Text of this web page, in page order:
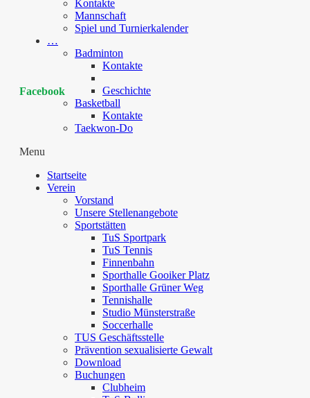
Kontakte
Mannschaft
Spiel und Turnierkalender
…
Badminton
Kontakte
Geschichte
Basketball
Kontakte
Taekwon-Do
Menu
Startseite
Verein
Vorstand
Unsere Stellenangebote
Sportstätten
TuS Sportpark
TuS Tennis
Finnenbahn
Sporthalle Gooiker Platz
Sporthalle Grüner Weg
Tennishalle
Studio Münsterstraße
Soccerhalle
TUS Geschäftsstelle
Prävention sexualisierte Gewalt
Download
Buchungen
Clubheim
Facebook